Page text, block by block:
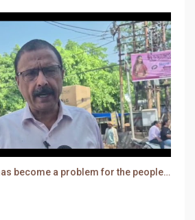
The old sewer line has become a problem for the people. Sewer water is entering people's houses.